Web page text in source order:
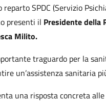
SPDC (Servizio
presenti il Presidente della
Milito.
traguardo per la
un’assistenza sanitaria
una risposta concreta